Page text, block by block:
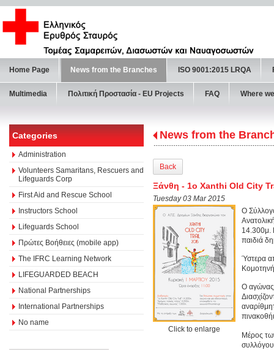
Home Page News from the Branches ISO 9001:2015 LRQA
Multimedia Πολιτική Προστασία - ΕU Projects FAQ Where
Categories
Administration
Volunteers Samaritans, Rescuers and
Lifeguards Corp
First Aid and Rescue School
Instructors School
Lifeguards School
Πρώτες Βοήθειες (mobile app)
The IFRC Learning Network
LIFEGUARDED BEACH
National Partnerships
International Partnerships
No name
News from the
Back
Ξάνθη - 1ο Xanthi Old City
Tuesday 03 Mar 2015
Click to enlarge
Ο
14.300μ.
παιδιά
Ύστερα
Ο αγώνας
Μέρος
συλλόγου